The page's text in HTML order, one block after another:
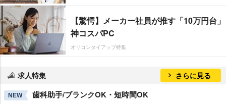
【驚愕】メーカー社員が推す「10万円台」
神コスパPC
オリコンタイアップ特集
求人特集 さらに見る
NEW 歯科助手/ブランクOK・短時間OK